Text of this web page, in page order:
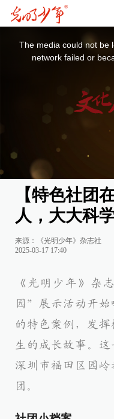
The media could not be
network failed or
【特色社团
人，大大科
来源：《光明少年》杂志社
2025-03-17 17:40
《光明少年》杂
园”展示活动开始
的特色案例，发
生的成长故事。
深圳市福田区园
团。